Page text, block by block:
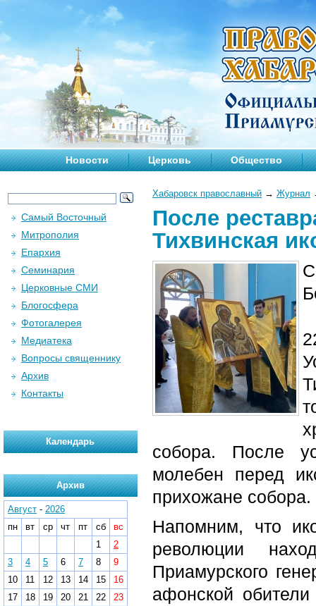
Новости Церковь Общество
Хабаровск православный → Журнал
После
Тихвинская
собора. После
молебен перед
прихожане собора.
Напомним, что
революции
Приамурского
афонской
Самый Восточный
Митрополия
Епархия
Семинария
Церковные СМИ
Блогосфера
Фотогалерея
Медиатека
Вопросы священнику
Архив
Контакты
Календарь
Архив
Август - 2026
пн
вт ср чт пт сб
вс
1
2
3
4 5 6 7 8
9
10
11 12 13 14 15
16
17
18 19 20 21 22
23